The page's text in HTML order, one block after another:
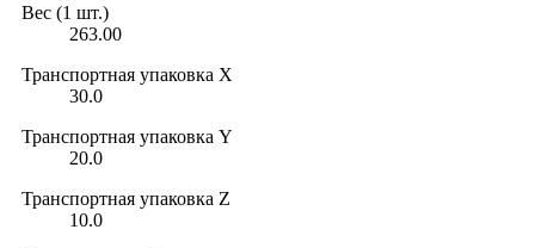
Вес (1 шт.)
263.00
Транспортная упаковка X
30.0
Транспортная упаковка Y
20.0
Транспортная упаковка Z
10.0